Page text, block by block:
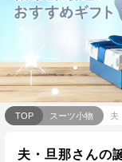
TOP スーツ小物 夫
夫・旦那さんの